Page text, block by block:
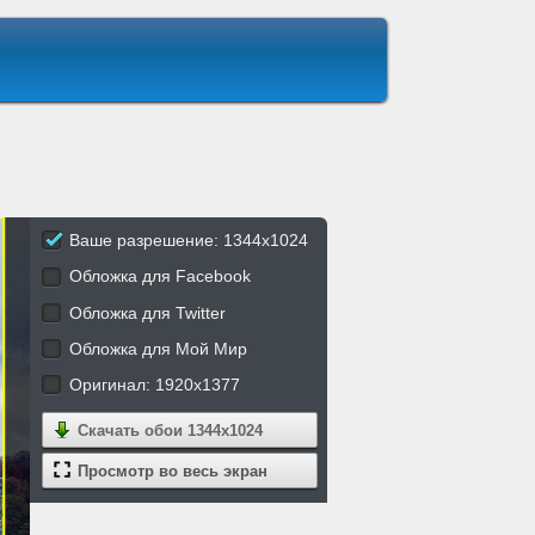
Ваше разрешение: 1344x1024
Обложка для Facebook
Обложка для Twitter
Обложка для Мой Мир
Оригинал: 1920x1377
Скачать обои 1344x1024
Просмотр во весь экран